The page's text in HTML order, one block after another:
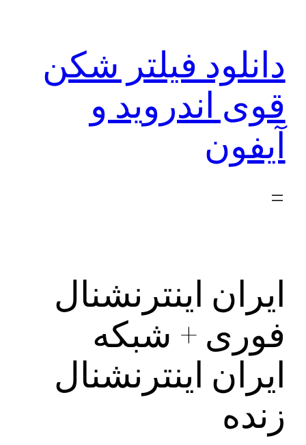
دانلود فیلتر شکن
قوی اندروید و
آیفون
ایران اینترنشنال
فوری + شبکه
ایران اینترنشنال
زنده